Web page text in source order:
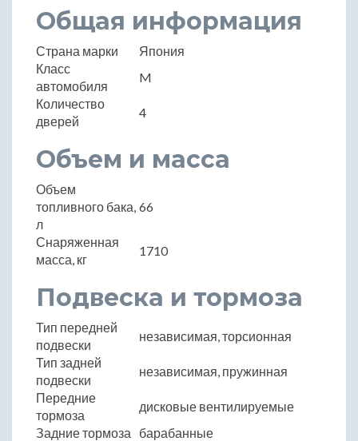
Общая информация
Страна марки
Япония
Класс
автомобиля
M
Количество
дверей
4
Объем и масса
Объем
топливного бака,
л
66
Снаряженная
масса, кг
1710
Подвеска и тормоза
Тип передней
подвески
независимая, торсионная
Тип задней
подвески
независимая, пружинная
Передние
тормоза
дисковые вентилируемые
Задние тормоза
барабанные